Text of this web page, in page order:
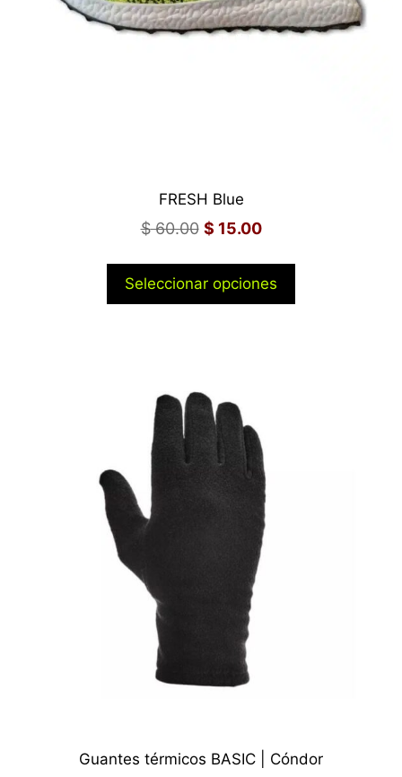
FRESH Blue
$60.00 $ 15.00
Seleccionar opciones
Guantes térmicos BASIC | Cóndor